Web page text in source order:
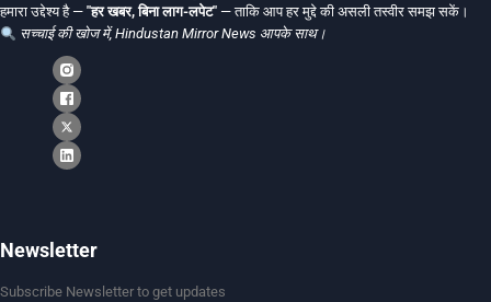
हमारा उद्देश्य है — "हर खबर, बिना लाग-लपेट" — ताकि आप हर मुद्दे की असली तस्वीर समझ सकें।
सच्चाई की खोज में, Hindustan Mirror News आपके साथ।
Newsletter
Subscribe Newsletter to get updates